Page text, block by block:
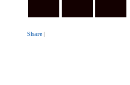
Share |